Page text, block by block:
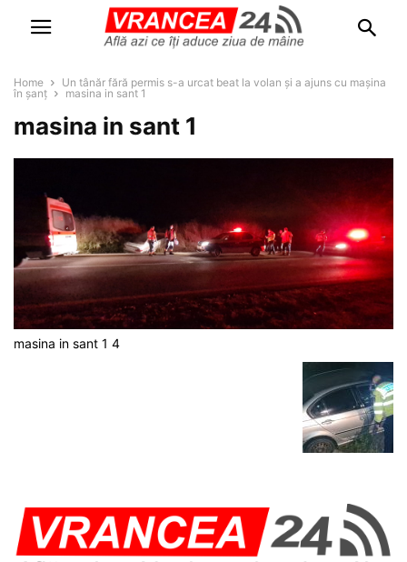
Home
Un tânăr fără permis s-a urcat beat la volan și a ajuns cu mașina
în șanț
masina in sant 1
masina in sant 1
masina in sant 1 4